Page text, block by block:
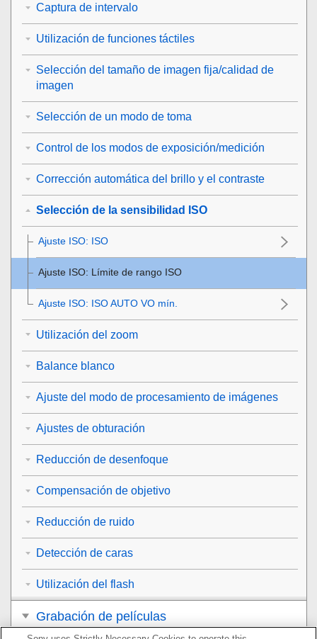
Captura de intervalo
Utilización de funciones táctiles
Selección del tamaño de imagen fija/calidad de
imagen
Selección de un modo de toma
Control de los modos de exposición/medición
Corrección automática del brillo y el contraste
Selección de la sensibilidad ISO
Ajuste ISO: ISO
Ajuste ISO: Límite de rango ISO
Ajuste ISO: ISO AUTO VO mín.
Utilización del zoom
Balance blanco
Ajuste del modo de procesamiento de imágenes
Ajustes de obturación
Reducción de desenfoque
Compensación de objetivo
Reducción de ruido
Detección de caras
Utilización del flash
Grabación de películas